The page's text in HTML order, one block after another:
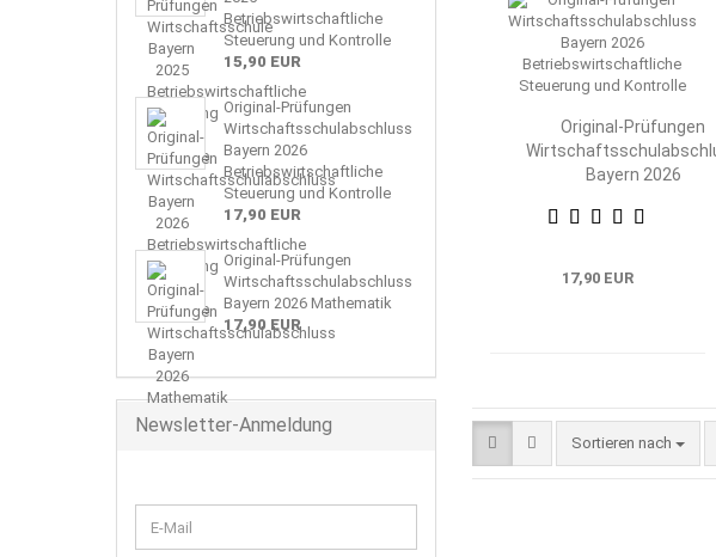
Original-Prüfungen
Bayern 2026
Steuerung und Kontrolle
17,90 EUR
Sortieren nach
Sortieren nach
Betriebswirtschaftliche
Steuerung und Kontrolle
15,90 EUR
Original-Prüfungen
Wirtschaftsschulabschluss
Bayern 2026
Betriebswirtschaftliche
Steuerung und Kontrolle
17,90 EUR
Original-Prüfungen
Wirtschaftsschulabschluss
Bayern 2026 Mathematik
17,90 EUR
Newsletter-Anmeldung
ZUR
E-
Mail